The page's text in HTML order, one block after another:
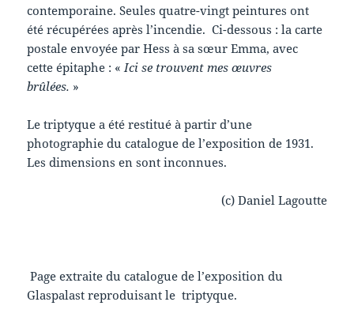
contemporaine. Seules quatre-vingt peintures ont
été récupérées après l’incendie. Ci-dessous : la carte
postale envoyée par Hess à sa sœur Emma, avec
cette épitaphe : « Ici se trouvent mes œuvres
brûlées. »
Le triptyque a été restitué à partir d’une
photographie du catalogue de l’exposition de 1931.
Les dimensions en sont inconnues.
(c) Daniel Lagoutte
Page extraite du catalogue de l’exposition du
Glaspalast reproduisant le triptyque.